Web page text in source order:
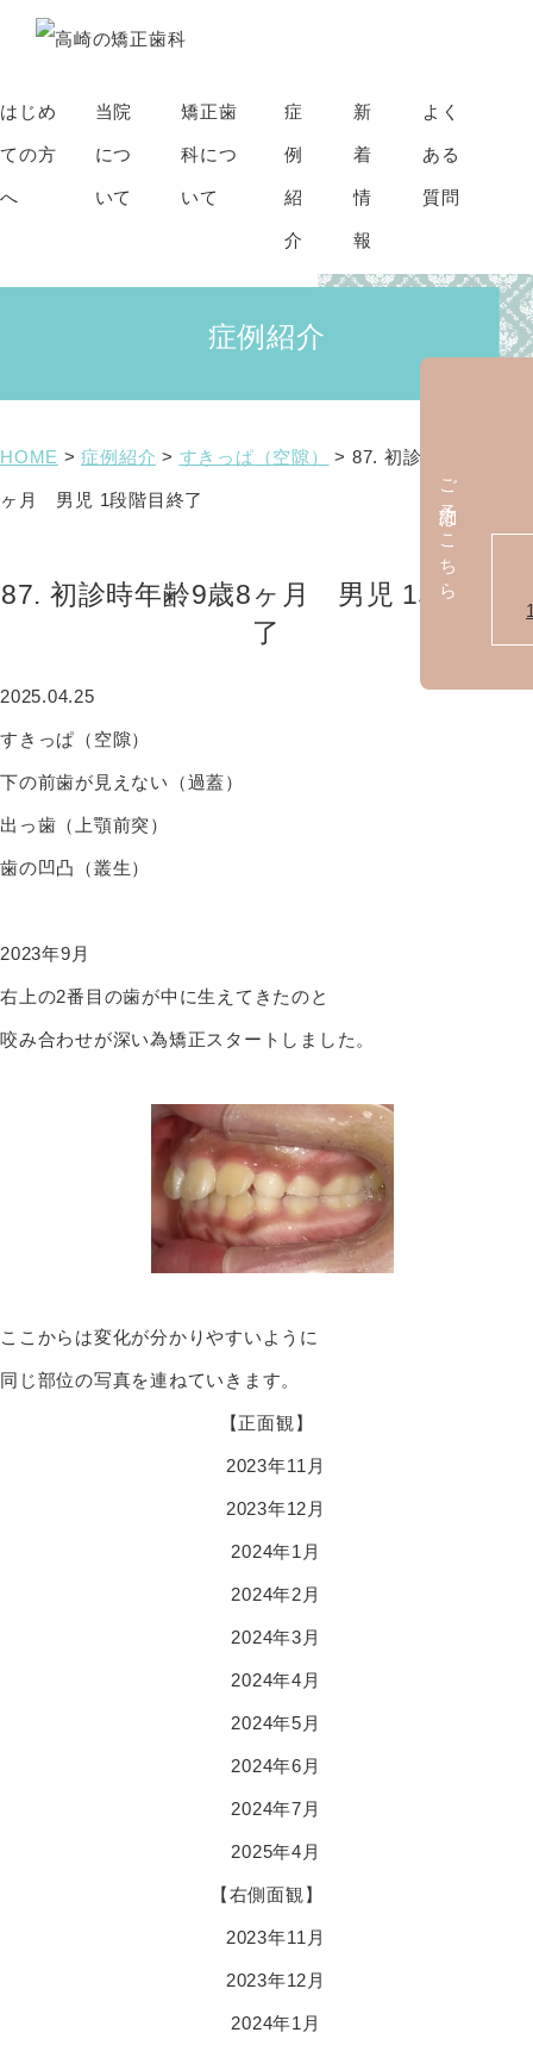
はじめ
ての方
へ
当院
につ
いて
矯正歯
科につ
いて
症
例
紹
介
新
着
情
報
よく
ある
質問
症例紹介
HOME >症例紹介 > すきっぱ（空隙） > 87. 初診時年齢9歳8
ヶ月 男児 1段階目終了
87. 初診時年齢9歳8ヶ月 男児 1段階目終
了
2025.04.25
すきっぱ（空隙）
下の前歯が見えない（過蓋）
出っ歯（上顎前突）
歯の凹凸（叢生）
2023年9月
右上の2番目の歯が中に生えてきたのと
咬み合わせが深い為矯正スタートしました。
ここからは変化が分かりやすいように
同じ部位の写真を連ねていきます。
【正面観】
2023年11月
2023年12月
2024年1月
2024年2月
2024年3月
2024年4月
2024年5月
2024年6月
2024年7月
2025年4月
【右側面観】
2023年11月
2023年12月
2024年1月
ご予約はこちら